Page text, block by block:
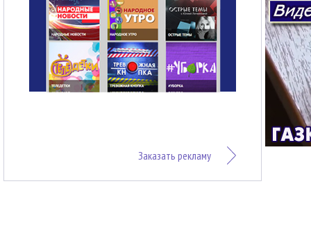
Заказать рекламу